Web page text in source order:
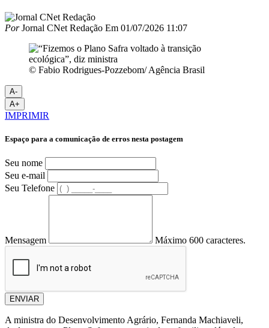
PorJornal CNet Redação Em 01/07/2026 11:07
© Fabio Rodrigues-Pozzebom/ Agência Brasil
A-
A+
IMPRIMIR
Espaço para a comunicação de erros nesta postagem
Seu nome
Seu e-mail
Seu Telefone
Mensagem Máximo 600 caracteres.
ENVIAR
A ministra do Desenvolvimento Agrário, Fernanda Machiaveli,